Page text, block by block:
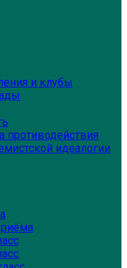
и клубы
противодействия
идеалогии